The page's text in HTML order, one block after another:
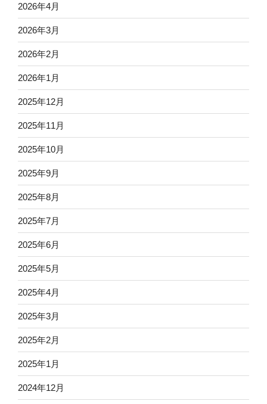
2026年4月
2026年3月
2026年2月
2026年1月
2025年12月
2025年11月
2025年10月
2025年9月
2025年8月
2025年7月
2025年6月
2025年5月
2025年4月
2025年3月
2025年2月
2025年1月
2024年12月